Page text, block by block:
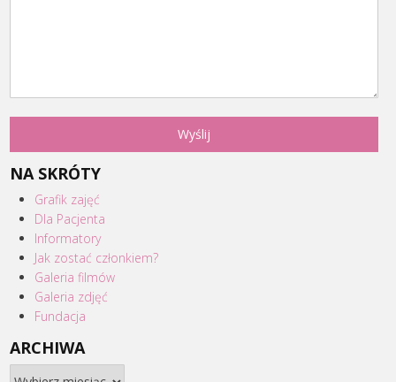
NA SKRÓTY
Grafik zajęć
Dla Pacjenta
Informatory
Jak zostać członkiem?
Galeria filmów
Galeria zdjęć
Fundacja
ARCHIWA
Archiwa